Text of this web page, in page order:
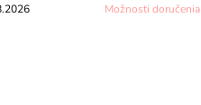
Možnosti doručenia